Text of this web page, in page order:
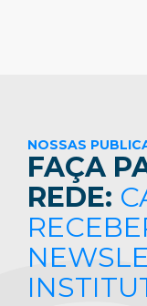
NOSSAS
FAÇA
REDE: